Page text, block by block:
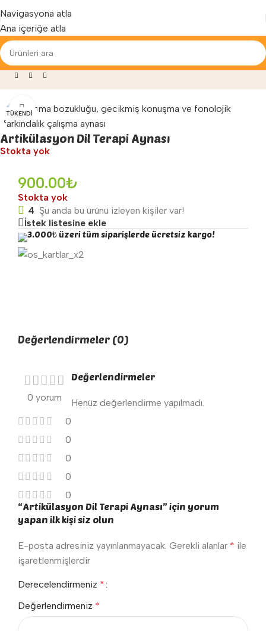
Navigasyona atla
Ana içeriğe atla
Yenilenen arayüzümüz ile hizmetinizdeyiz...
»Fizyoterapi ve Egzersiz
TÜKENDI Büyütmek için tıklayın
Artikülasyon Dil Terapi Aynası
Stokta yok
900.00₺
Stokta yok
4 Şu anda bu ürünü izleyen kişiler var!
İstek listesine ekle
3.000₺ üzeri tüm siparişlerde ücretsiz kargo!
Değerlendirmeler (0)
0 yorum
0
0
0
0
0
Değerlendirmeler
Henüz değerlendirme yapılmadı.
“Artikülasyon Dil Terapi Aynası” için yorum
yapan ilk kişi siz olun
E-posta adresiniz yayınlanmayacak. Gerekli alanlar * ile
işaretlenmişlerdir
Derecelendirmeniz *
Değerlendirmeniz *